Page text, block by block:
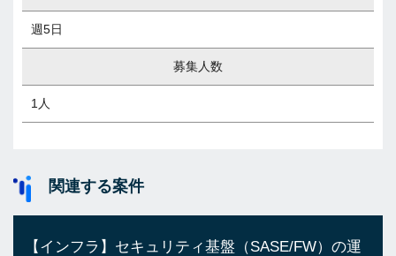
週5日
募集人数
1人
関連する案件
【インフラ】セキュリティ基盤（SASE/FW）の運